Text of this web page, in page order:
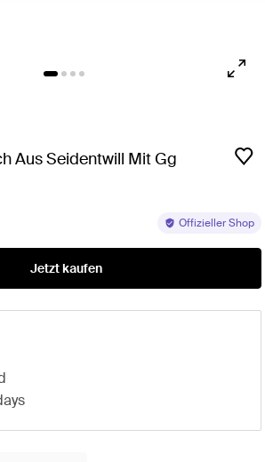
Aus Seidentwill Mit Gg
Offizieller Shop
Jetzt kaufen